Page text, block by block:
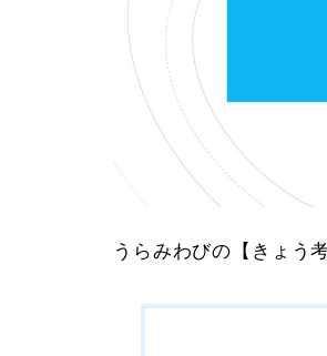
うらみわびの 【きょう